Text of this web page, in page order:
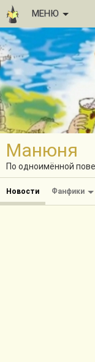
МЕНЮ
Манюня
По одноимённой
Новости Фанфики